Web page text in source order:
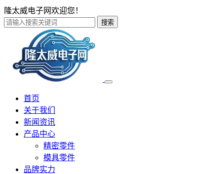
隆太威电子网欢迎您！
搜索
首页
关于我们
新闻资讯
产品中心
精密零件
模具零件
品牌实力